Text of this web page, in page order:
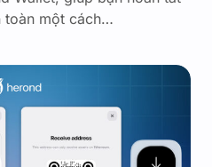
toàn một cách…